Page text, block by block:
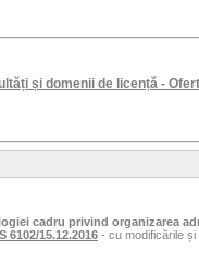
și domenii de licență -
cadru privind organizarea
6102/15.12.2016 - cu modificările